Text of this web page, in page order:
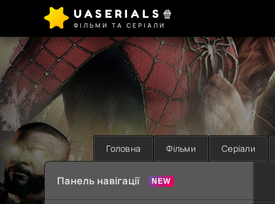
UASERIALS🍿
ФІЛЬМИ ТА СЕРІАЛИ
Головна Фільми Серіали
Панель навігації